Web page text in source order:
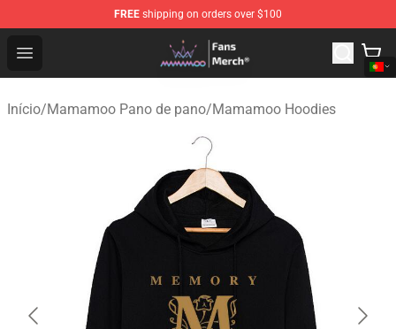
FREE shipping on orders over $100
Open menu
Mamamoo Store - Official Mamamoo Merchandise Shop
Início/Mamamoo Pano de pano/Mamamoo Hoodies